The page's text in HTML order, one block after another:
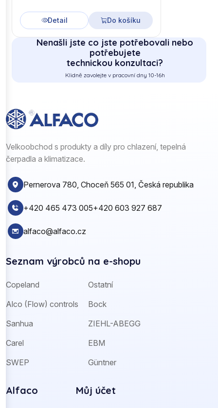
Detail Do košíku
Nenašli jste co jste potřebovali nebo
potřebujete
technickou konzultaci?
Klidně zavolejte v pracovní dny 10-16h
Velkoobchod s produkty a díly pro chlazení, tepelná
čerpadla a klimatizace.
Pernerova 780, Choceň 565 01, Česká republika
+420 465 473 005+420 603 927 687
alfaco@alfaco.cz
Seznam výrobců na e-shopu
Copeland
Alco (Flow) controls
Sanhua
Carel
SWEP
Ostatní
Bock
ZIEHL-ABEGG
EBM
Güntner
Alfaco Můj účet